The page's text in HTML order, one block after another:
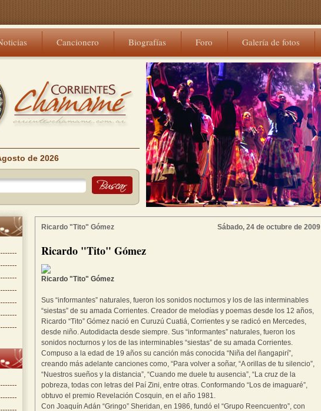
Cancionero Biografías Foro Galería de fotos
de 2026
Ricardo "Tito" Gómez Sábado, 24 de octubre de 2009
Ricardo "Tito" Gómez
Ricardo "Tito" Gómez
Sus “informantes” naturales, fueron los sonidos nocturnos y los de las interminables
“siestas” de su amada Corrientes. Creador de melodías y poemas desde los 12 años,
Ricardo “Tito” Gómez nació en Curuzú Cuatiá, Corrientes y se radicó en Mercedes,
desde niño. Autodidacta desde siempre. Sus “informantes” naturales, fueron los
sonidos nocturnos y los de las interminables “siestas” de su amada Corrientes.
Compuso a la edad de 19 años su canción más conocida “Niña del ñangapirí”,
creando más adelante canciones como, “Para volver a soñar, “A orillas de tu silencio”,
“Nuestros sueños y la distancia”, “Cuando me duele tu ausencia”, “La cruz de la
pobreza, todas con letras del Paí Zini, entre otras. Conformando “Los de imaguaré”,
obtuvo el premio Revelación Cosquin, en el año 1981.
Con Joaquín Adán “Gringo” Sheridan, en 1986, fundó el “Grupo Reencuentro”, con